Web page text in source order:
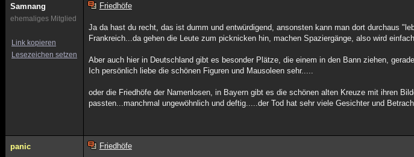
Samnang
ehemaliges Mitglied
Link kopieren
Lesezeichen setzen
Friedhöfe
Ja da hast du recht, das ist dumm und entwürdigend, ansonsten kann man dort durchaus
Frankreich...da gehen die Leute zum picknicken hin, machen Spaziergänge, also wird
Aber auch hier in Deutschland gibt es besonder Plätze, die einem in den Bann ziehen,
Ich persönlich liebe die schönen Figuren und Mausoleen sehr.....
oder die Friedhöfe der Namenlosen, in Bayern gibt es die schönen alten Kreuze mit ihren
passten...manchmal ungewöhnlich und deftig.....der Tod hat sehr viele Gesichter und
panic Friedhöfe